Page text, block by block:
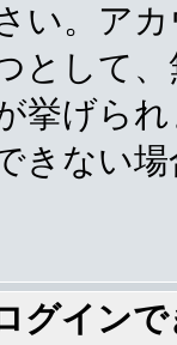
い。ア
として
挙げら
きない
グイン